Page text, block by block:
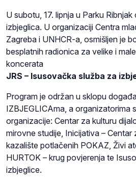
U subotu, 17. lipnja u Parku
izbjeglica. U organizaciji Centra
Zagreba i UNHCR-a, osmišljen je
besplatnih radionica za velike i
koncerata
JRS – Isusovačka služba za
Program je održan u sklopu
IZBJEGLICAma, a organizatorima
organizacije: Centar za kulturu
mirovne studije, Inicijativa – Centar
kazalište potlačenih POKAZ, Živi
HURTOK – krug povjerenja te
izbjeglice.